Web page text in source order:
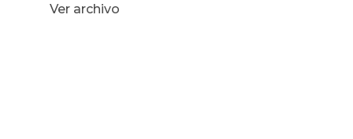
Ver archivo